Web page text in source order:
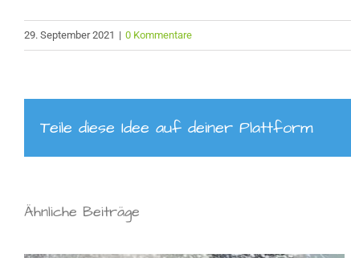
29. September 2021 | 0 Kommentare
Teile diese Idee auf deiner Plattform
Ähnliche Beiträge